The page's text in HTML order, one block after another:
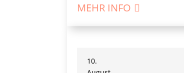
MEHR INFO
10.